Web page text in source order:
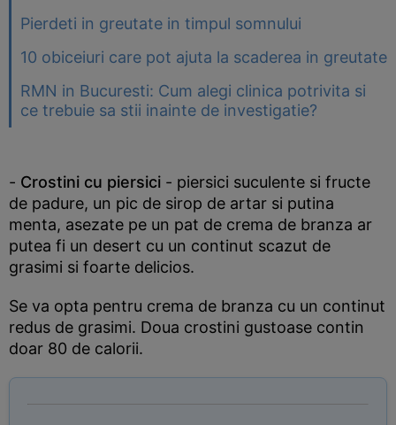
Pierdeti in greutate in timpul somnului
10 obiceiuri care pot ajuta la scaderea in greutate
RMN in Bucuresti: Cum alegi clinica potrivita si
ce trebuie sa stii inainte de investigatie?
- Crostini cu piersici - piersici suculente si fructe
de padure, un pic de sirop de artar si putina
menta, asezate pe un pat de crema de branza ar
putea fi un desert cu un continut scazut de
grasimi si foarte delicios.
Se va opta pentru crema de branza cu un continut
redus de grasimi. Doua crostini gustoase contin
doar 80 de calorii.